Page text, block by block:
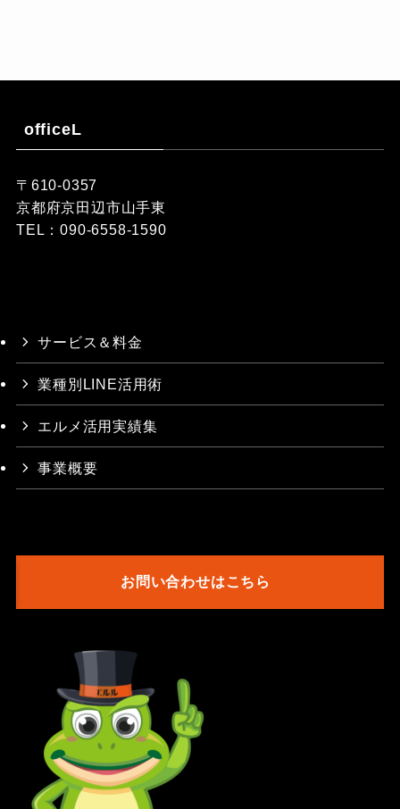
officeL
〒610-0357
京都府京田辺市山手東
TEL：090-6558-1590
サービス＆料金
業種別LINE活用術
エルメ活用実績集
事業概要
お問い合わせはこちら